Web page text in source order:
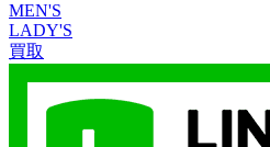
MEN'S
LADY'S
買取